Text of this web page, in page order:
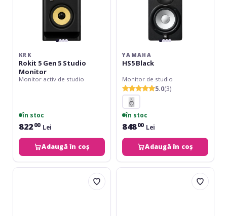
KRK
Rokit 5 Gen 5 Studio
Monitor
Monitor activ de studio
în stoc
82200 Lei
Adaugă în coș
YAMAHA
HS5 Black
Monitor de studio
5.0(3)
în stoc
84800 Lei
Adaugă în coș
Presonus
ESI